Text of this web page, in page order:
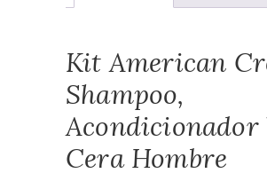
Kit American
Shampoo,
Acondicionador
Cera Hombre